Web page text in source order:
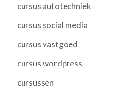
cursus autotechniek
cursus social media
cursus vastgoed
cursus wordpress
cursussen